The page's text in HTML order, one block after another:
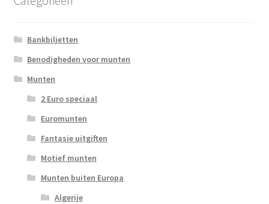
Bankbiljetten
Benodigheden voor munten
Munten
2 Euro speciaal
Euromunten
Fantasie uitgiften
Motief munten
Munten buiten Europa
Algerije